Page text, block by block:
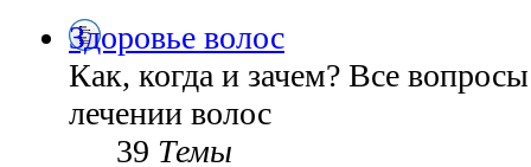
Здоровье волос
Как, когда и зачем? Все
лечении волос
39 Темы